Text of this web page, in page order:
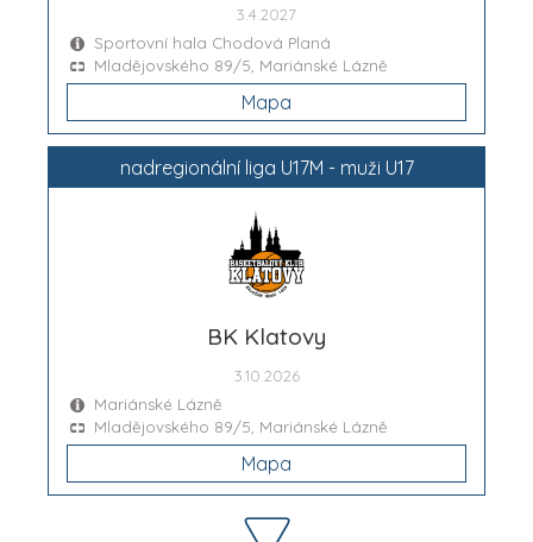
3.4.2027
Sportovní hala Chodová Planá
Mladějovského 89/5, Mariánské Lázně
Mapa
nadregionální liga U17M - muži U17
BK Klatovy
3.10.2026
Mariánské Lázně
Mladějovského 89/5, Mariánské Lázně
Mapa